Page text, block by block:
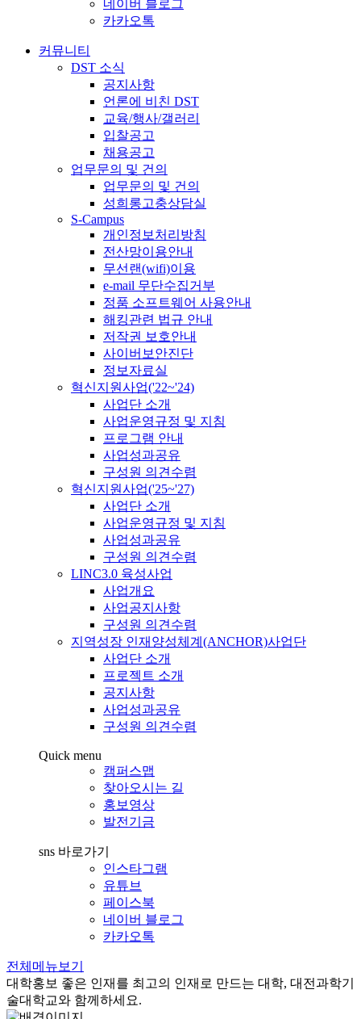
네이버 블로그
카카오톡
커뮤니티
DST 소식
공지사항
언론에 비친 DST
교육/행사/갤러리
입찰공고
채용공고
업무문의 및 건의
업무문의 및 건의
성희롱고충상담실
S-Campus
개인정보처리방침
전산망이용안내
무선랜(wifi)이용
e-mail 무단수집거부
정품 소프트웨어 사용안내
해킹관련 법규 안내
저작권 보호안내
사이버보안진단
정보자료실
혁신지원사업('22~'24)
사업단 소개
사업운영규정 및 지침
프로그램 안내
사업성과공유
구성원 의견수렴
혁신지원사업('25~'27)
사업단 소개
사업운영규정 및 지침
사업성과공유
구성원 의견수렴
LINC3.0 육성사업
사업개요
사업공지사항
구성원 의견수렴
지역성장 인재양성체계(ANCHOR)사업단
사업단 소개
프로젝트 소개
공지사항
사업성과공유
구성원 의견수렴
Quick menu
캠퍼스맵
찾아오시는 길
홍보영상
발전기금
sns 바로가기
인스타그램
유튜브
페이스북
네이버 블로그
카카오톡
전체메뉴보기
대학홍보 좋은 인재를 최고의 인재로 만드는 대학, 대전과학기
술대학교와 함께하세요.